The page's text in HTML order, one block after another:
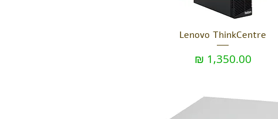
Lenovo ThinkCentre
מחיר